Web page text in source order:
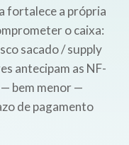
fortalece a própria
o caixa:
sacado / supply
antecipam as NF-
bem menor —
de pagamento